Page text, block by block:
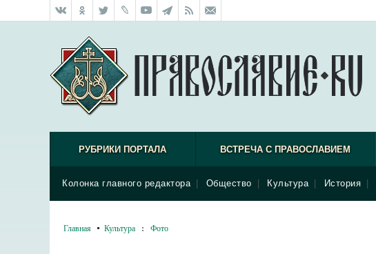
РУБРИКИ ПОРТАЛА ВСТРЕЧА С ПРАВОСЛАВИЕМ
Колонка главного редактора Общество Культура История
Главная Культура : Фото